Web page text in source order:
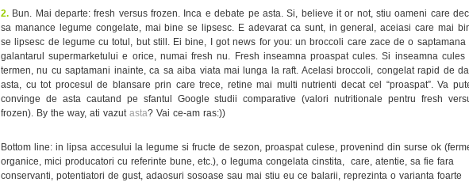
2. Bun. Mai departe: fresh versus frozen. Inca e debate pe asta. Si, believe it or not, stiu oameni care
sa manance legume congelate, mai bine se lipsesc. E adevarat ca sunt, in general, aceiasi care mai
se lipsesc de legume cu totul, but still. Ei bine, I got news for you: un broccoli care zace de o saptamana
galantarul supermarketului e orice, numai fresh nu. Fresh inseamna proaspat cules. Si inseamna cules
termen, nu cu saptamani inainte, ca sa aiba viata mai lunga la raft. Acelasi broccoli, congelat rapid de
asta, cu tot procesul de blansare prin care trece, retine mai multi nutrienti decat cel “proaspat”. Va
convinge de asta cautand pe sfantul Google studii comparative (valori nutritionale pentru fresh
frozen). By the way, ati vazut asta? Vai ce-am ras:))
Bottom line: in lipsa accesului la legume si fructe de sezon, proaspat culese, provenind din surse ok
organice, mici producatori cu referinte bune, etc.), o leguma congelata cinstita, care, atentie, sa fie fara
conservanti, potentiatori de gust, adaosuri sosoase sau mai stiu eu ce balarii, reprezinta o varianta foarte